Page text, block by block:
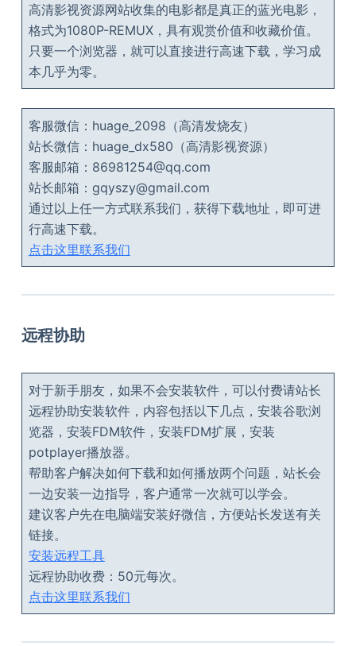
高清影视资源网站收集的电影都是真正的蓝光电影，
格式为1080P-REMUX，具有观赏价值和收藏价值。
只要一个浏览器，就可以直接进行高速下载，学习成
本几乎为零。
客服微信：huage_2098（高清发烧友）
站长微信：huage_dx580（高清影视资源）
客服邮箱：86981254@qq.com
站长邮箱：gqyszy@gmail.com
通过以上任一方式联系我们，获得下载地址，即可进
行高速下载。
点击这里联系我们
远程协助
对于新手朋友，如果不会安装软件，可以付费请站长
远程协助安装软件，内容包括以下几点，安装谷歌浏
览器，安装FDM软件，安装FDM扩展，安装
potplayer播放器。
帮助客户解决如何下载和如何播放两个问题，站长会
一边安装一边指导，客户通常一次就可以学会。
建议客户先在电脑端安装好微信，方便站长发送有关
链接。
安装远程工具
远程协助收费：50元每次。
点击这里联系我们